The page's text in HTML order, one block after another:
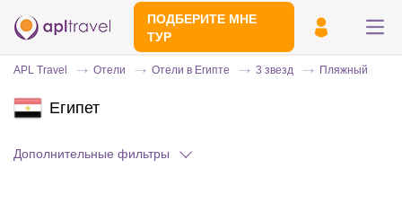
ПОДБЕРИТЕ МНЕ
ТУР
APL Travel Отели Отели в Египте 3 звезд Пляжный
Египет
Дополнительные фильтры